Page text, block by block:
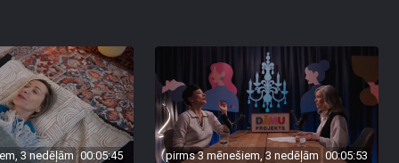
3 nedēļām 00:05:45 pirms 3 mēnešiem, 3 nedēļām 00:05:53